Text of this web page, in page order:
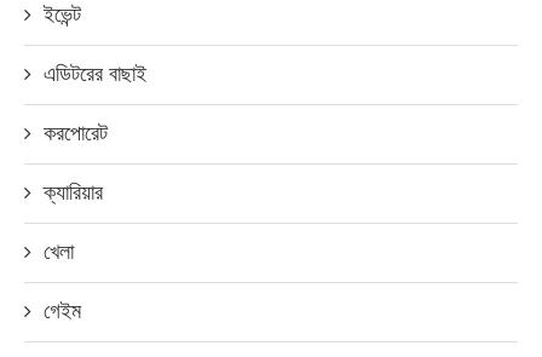
ইভেন্ট
এডিটরের বাছাই
করপোরেট
ক্যারিয়ার
খেলা
গেইম